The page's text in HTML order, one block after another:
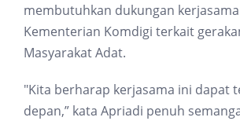
membutuhkan dukungan
Kementerian Komdigi terkait
Masyarakat Adat.
"Kita berharap kerjasama ini dapat
depan,” kata Apriadi penuh